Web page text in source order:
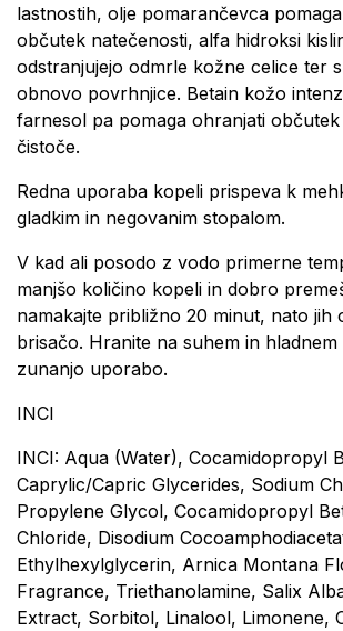
lastnostih, olje pomarančevca
občutek natečenosti, alfa hidroksi
odstranjujejo odmrle kožne celice ter
obnovo povrhnjice. Betain kožo
farnesol pa pomaga ohranjati
čistoče.
Redna uporaba kopeli prispeva k
gladkim in negovanim stopalom.
V kad ali posodo z vodo primerne
manjšo količino kopeli in dobro
namakajte približno 20 minut, nato jih
brisačo. Hranite na suhem in
zunanjo uporabo.
INCI
INCI: Aqua (Water), Cocamidopropyl
Caprylic/Capric Glycerides, Sodium
Propylene Glycol, Cocamidopropyl
Chloride, Disodium
Ethylhexylglycerin, Arnica Montana
Fragrance, Triethanolamine, Salix
Extract, Sorbitol, Linalool, Limonene,